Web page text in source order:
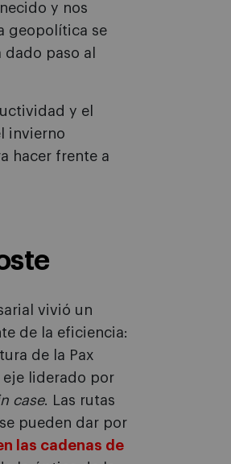
y nos
geopolítica se
paso al
y el
invierno
hacer frente a
vivió un
de la eficiencia:
de la Pax
eje liderado por
case. Las rutas
pueden dar por
las cadenas de